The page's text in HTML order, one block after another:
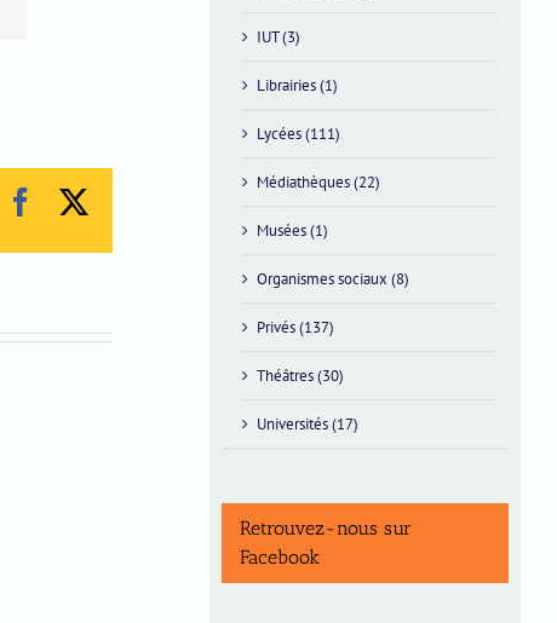
Facebook
IUT (3)
Librairies (1)
Lycées (111)
Médiathèques (22)
Musées (1)
Organismes sociaux (8)
Privés (137)
Théâtres (30)
Universités (17)
Retrouvez-nous sur
Facebook